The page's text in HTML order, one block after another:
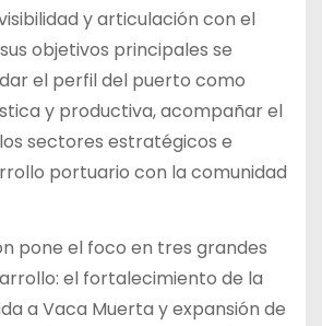
y articulación con el
objetivos principales se
el perfil del puerto como
y productiva, acompañar el
sectores estratégicos e
portuario con la comunidad
pone el foco en tres grandes
el fortalecimiento de la
a Vaca Muerta y expansión de